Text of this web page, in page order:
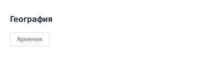
География
Армения